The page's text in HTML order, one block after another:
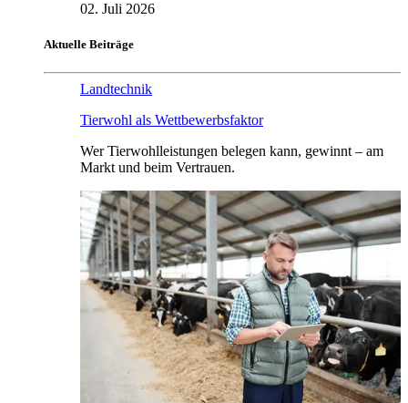
02. Juli 2026
Aktuelle Beiträge
Landtechnik
Tierwohl als Wettbewerbsfaktor
Wer Tierwohlleistungen belegen kann, gewinnt – am
Markt und beim Vertrauen.